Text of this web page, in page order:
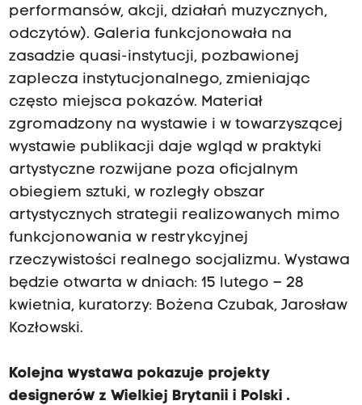
performansów, akcji, działań muzycznych,
odczytów). Galeria funkcjonowała na
zasadzie quasi-instytucji, pozbawionej
zaplecza instytucjonalnego, zmieniając
często miejsca pokazów. Materiał
zgromadzony na wystawie i w towarzyszącej
wystawie publikacji daje wgląd w praktyki
artystyczne rozwijane poza oficjalnym
obiegiem sztuki, w rozległy obszar
artystycznych strategii realizowanych mimo
funkcjonowania w restrykcyjnej
rzeczywistości realnego socjalizmu. Wystawa
będzie otwarta w dniach: 15 lutego – 28
kwietnia, kuratorzy: Bożena Czubak, Jarosław
Kozłowski.
Kolejna wystawa pokazuje projekty
designerów z Wielkiej Brytanii i Polski .